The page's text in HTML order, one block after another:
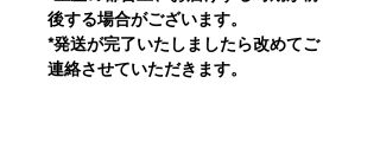
後する場合がございます。
*発送が完了いたしましたら改めてご
連絡させていただきます。